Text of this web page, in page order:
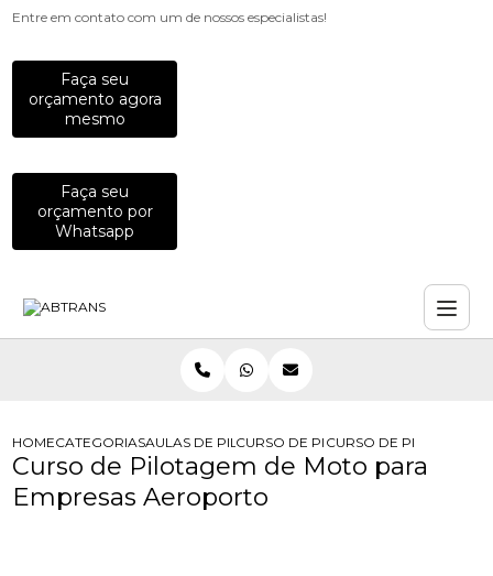
Entre em contato com um de nossos especialistas!
Faça seu
orçamento agora
mesmo
Faça seu
orçamento por
Whatsapp
HOMECATEGORIASAULAS DE PILOTAGEM PARA EMPRESAS
CURSO DE PILOTAGEM PARA
CURSO DE PILOTAGEM
Curso de Pilotagem de Moto para
Empresas Aeroporto